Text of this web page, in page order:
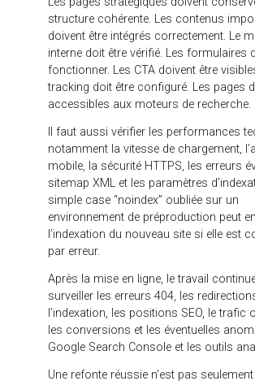
accompagner le visiteur dans sa
Le rôle du SXO
refonte de site
est particulièrement utile dans un
permet de ne pas opposer visibilité
L’objectif n’est pas seulement
mais d’attirer un trafic qualifié et
expérience capable de générer une
Une approche SXO analyse à la
la lisibilité, les parcours, les
techniques, les CTA et les
de créer des pages qui répondent
Google, mais aussi aux attentes
Dans une refonte, le SXO aide à